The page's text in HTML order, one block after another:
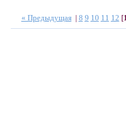
« Предыдущая| 8 9 10 11 12 [